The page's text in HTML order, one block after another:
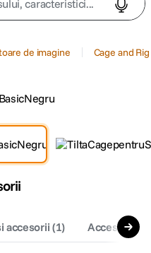
de imagine Cage and Rig
accesorii (1) Accesorii